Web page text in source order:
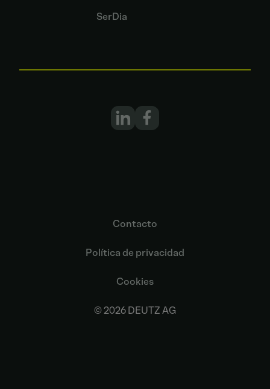
SerDia
© 2026 DEUTZ AG
Contacto
Política de privacidad
Cookies